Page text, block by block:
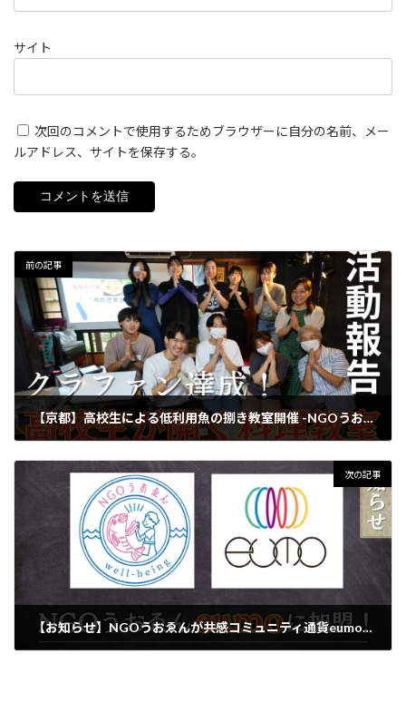
サイト
次回のコメントで使用するためブラウザーに自分の名前、メー
ルアドレス、サイトを保存する。
前の記事
【京都】高校生による低利用魚の捌き教室開催 -NGOうおゑん-
次の記事
【お知らせ】NGOうおゑんが共感コミュニティ通貨eumoに加盟しました！